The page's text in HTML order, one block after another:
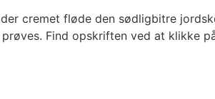
cremet fløde den sødligbitre
Find opskriften ved at klikke